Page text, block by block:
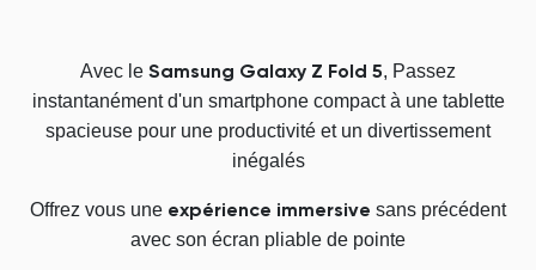
Avec le Samsung Galaxy Z Fold 5, Passez
instantanément d'un smartphone compact à une tablette
spacieuse pour une productivité et un divertissement
inégalés
Offrez vous une expérience immersive sans précédent
avec son écran pliable de pointe